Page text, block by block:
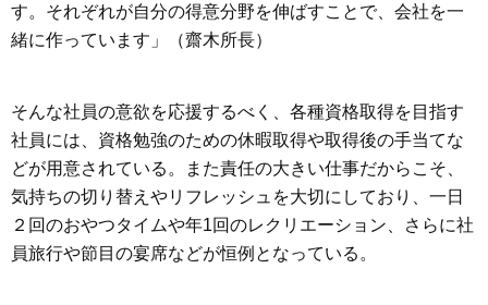
す。それぞれが自分の得意分野を伸ばすことで、会社を一
緒に作っています」（齋木所長）
そんな社員の意欲を応援するべく、各種資格取得を目指す
社員には、資格勉強のための休暇取得や取得後の手当てな
どが用意されている。また責任の大きい仕事だからこそ、
気持ちの切り替えやリフレッシュを大切にしており、一日
２回のおやつタイムや年1回のレクリエーション、さらに社
員旅行や節目の宴席などが恒例となっている。